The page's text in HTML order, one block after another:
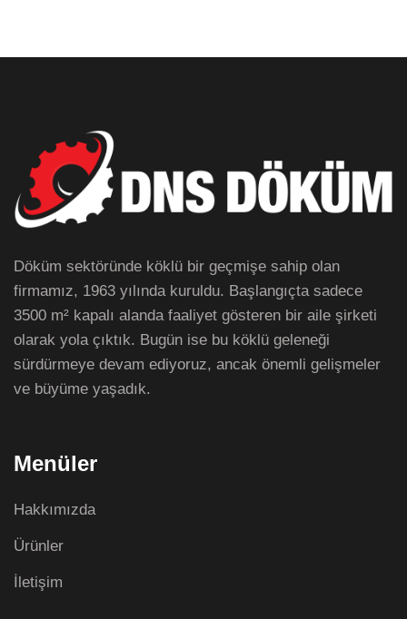
Döküm sektöründe köklü bir geçmişe sahip olan
firmamız, 1963 yılında kuruldu. Başlangıçta sadece
3500 m² kapalı alanda faaliyet gösteren bir aile şirketi
olarak yola çıktık. Bugün ise bu köklü geleneği
sürdürmeye devam ediyoruz, ancak önemli gelişmeler
ve büyüme yaşadık.
Menüler
Hakkımızda
Ürünler
İletişim